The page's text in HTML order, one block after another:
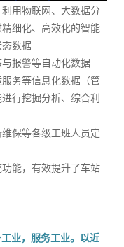
用物联网、大数据分
细化、高效化的智能
数据
报警等自动化数据
务等信息化数据（管
行挖掘分析、综合利
保等各级工班人员定
能，有效提升了车站
业，服务工业。以近